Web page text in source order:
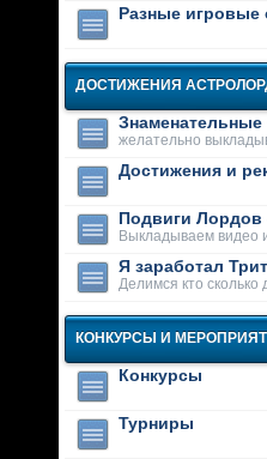
Разные игровые
ДОСТИЖЕНИЯ
Знаменательные
желательно
Достижения и
Подвиги Лордов
Выкладываем видео
Я заработал
Делимся кто сколько
КОНКУРСЫ И
Конкурсы
Турниры